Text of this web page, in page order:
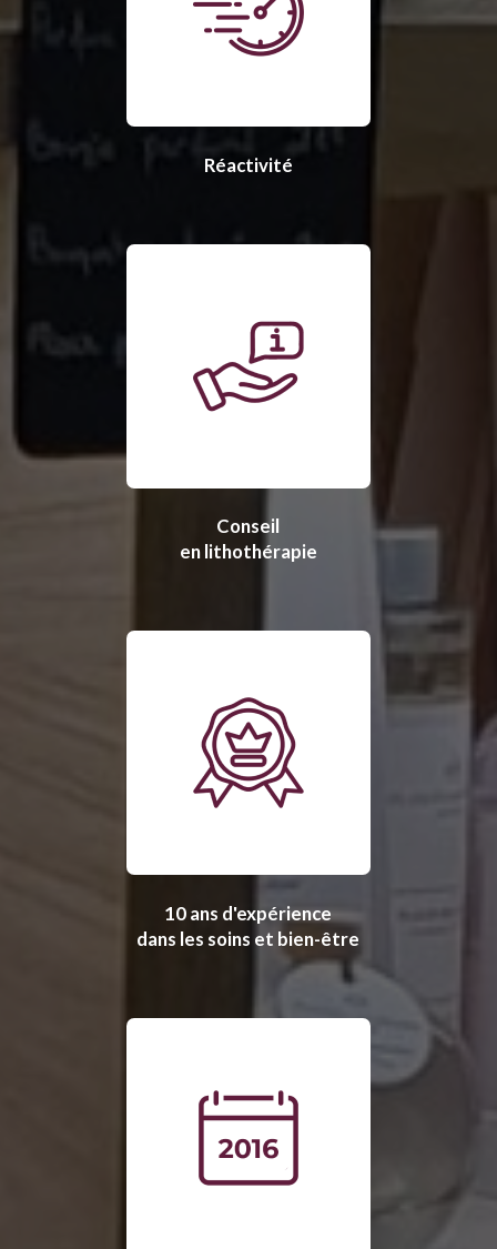
Réactivité
Conseil
en lithothérapie
10 ans d'expérience
dans les soins et bien-être